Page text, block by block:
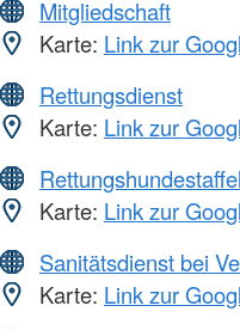
Mitgliedschaft
Karte: Link zur
Rettungsdienst
Karte: Link zur
Rettungshundestaffel
Karte: Link zur
Sanitätsdienst bei
Karte: Link zur